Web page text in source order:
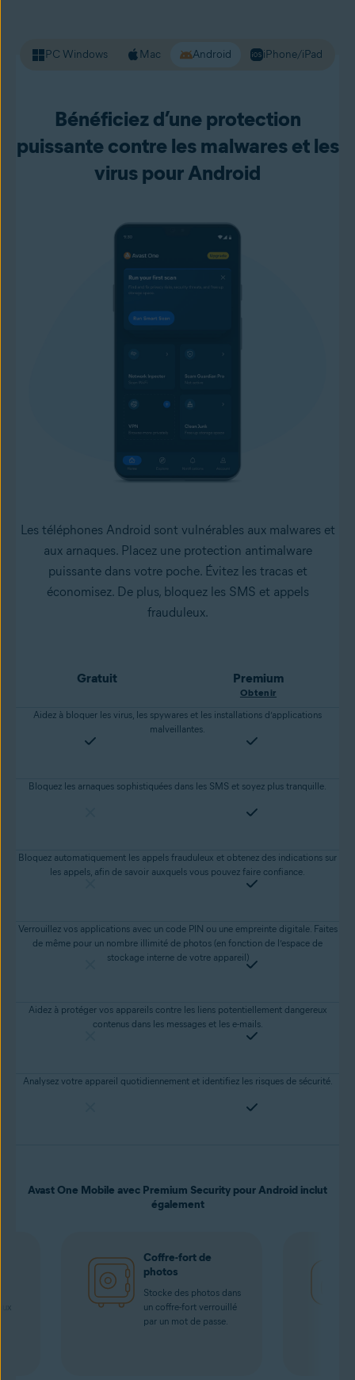
PC Windows Mac Android iPhone/iPad
Bénéficiez d’une protection
puissante contre les malwares et les
virus pour Android
Les téléphones Android sont vulnérables aux malwares et
aux arnaques. Placez une protection antimalware
puissante dans votre poche. Évitez les tracas et
économisez. De plus, bloquez les SMS et appels
frauduleux.
Gratuit Premium
Obtenir
Aidez à bloquer les virus, les spywares et les installations d’applications
malveillantes.
Bloquez les arnaques sophistiquées dans les SMS et soyez plus tranquille.
Bloquez automatiquement les appels frauduleux et obtenez des indications sur
les appels, afin de savoir auxquels vous pouvez faire confiance.
Verrouillez vos applications avec un code PIN ou une empreinte digitale. Faites
de même pour un nombre illimité de photos (en fonction de l’espace de
stockage interne de votre appareil)
Aidez à protéger vos appareils contre les liens potentiellement dangereux
contenus dans les messages et les e-mails.
Analysez votre appareil quotidiennement et identifiez les risques de sécurité.
Avast One Mobile avec Premium Security pour Android inclut
également
Coffre-fort de
photos
Stocke des photos dans
un coffre-fort verrouillé
par un mot de passe.